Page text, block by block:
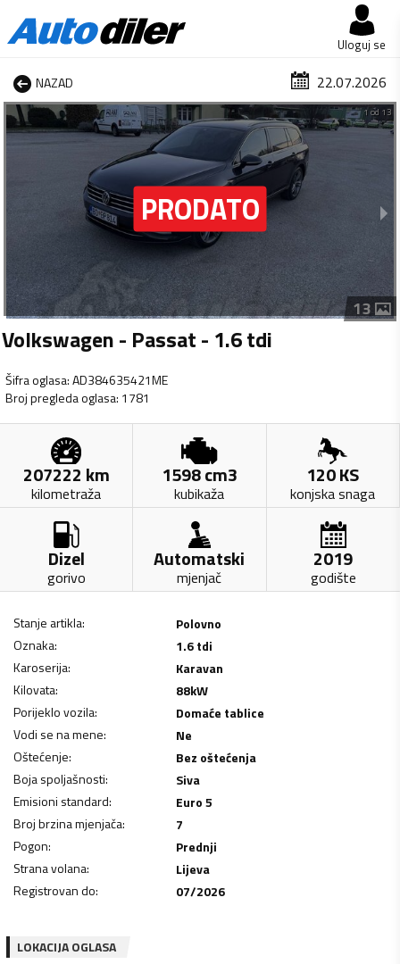
Uloguj se
NAZAD 22.07.2026
1 od 13
13
Volkswagen - Passat - 1.6 tdi
Šifra oglasa:AD384635421ME
Broj pregleda oglasa: 1781
207222 km
kilometraža
1598cm3
kubikaža
120KS
konjska snaga
Dizel
gorivo
Automatski
mjenjač
2019
godište
Stanje artikla:
Polovno
Oznaka:
1.6 tdi
Karoserija:
Karavan
Kilovata: 88kW
Porijeklo vozila:
Domaće tablice
Vodi se na mene:
Ne
Oštećenje:
Bez oštećenja
Boja spoljašnosti:
Siva
Emisioni standard:
Euro 5
Broj brzina mjenjača:
7
Pogon:
Prednji
Strana volana:
Lijeva
Registrovan do: 07/2026
LOKACIJA OGLASA